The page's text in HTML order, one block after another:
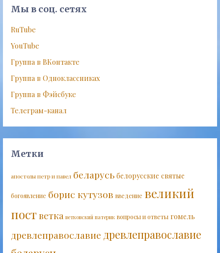
Мы в соц. сетях
RuTube
YouTube
Группа в ВКонтакте
Группа в Одноклассниках
Группа в Фэйсбуке
Телеграм-канал
Метки
апостолы петр и павел беларусь белорусские святые
богоявление борис кутузов введение великий
постветка ветковский патерик вопросы и ответы гомель
древлеправославие древлеправославие